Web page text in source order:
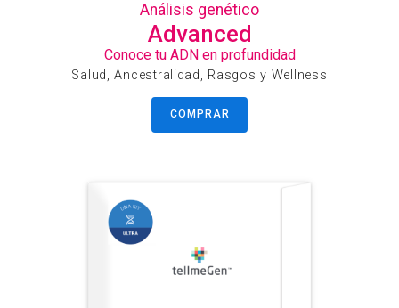
Análisis genético
Advanced
Conoce tu ADN en profundidad
Salud, Ancestralidad, Rasgos y Wellness
COMPRAR